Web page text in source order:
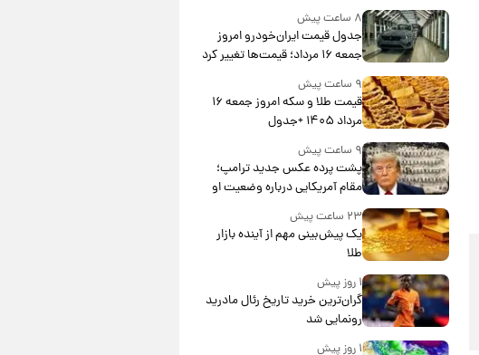
۸ ساعت پیش
جدول قیمت ایران‌خودرو امروز
جمعه ۱۶ مرداد؛ قیمت‌ها تغییر کرد
۹ ساعت پیش
قیمت طلا و سکه امروز جمعه ۱۶
مرداد ۱۴۰۵ +جدول
۹ ساعت پیش
پشت پرده عکس جدید ترامپ؛
مقام آمریکایی درباره وضعیت او
۲۳ ساعت پیش
یک پیش‌بینی مهم از آینده بازار
طلا
۱ روز پیش
گران‌ترین خرید تاریخ رئال مادرید
رونمایی شد
۱ روز پیش